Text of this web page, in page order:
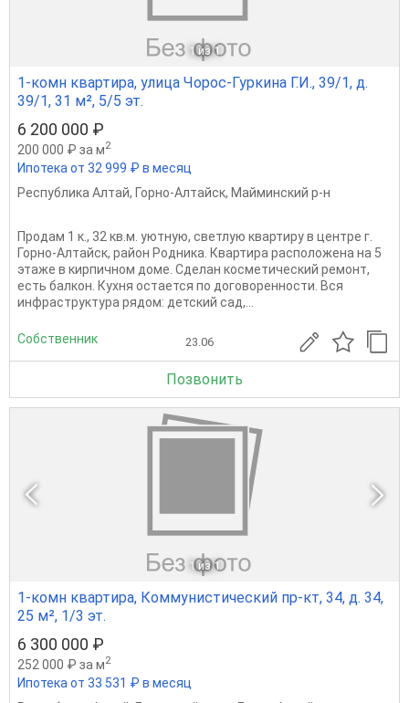
1 из 1
1-комн квартира, улица Чорос-Гуркина Г.И., 39/1, д.
39/1, 31 м², 5/5 эт.
6 200 000 ₽
200 000 ₽ за м2
Ипотека от 32 999 ₽ в месяц
Республика Алтай, Горно-Алтайск, Майминский р-н
Продам 1 к., 32 кв.м. уютную, светлую квартиру в центре г.
Горно-Алтайск, район Родника. Квартира расположена на 5
этаже в кирпичном доме. Сделан косметический ремонт,
есть балкон. Кухня остается по договоренности. Вся
инфраструктура рядом: детский сад,...
Собственник 23.06
Позвонить
1 из 1
1-комн квартира, Коммунистический пр-кт, 34, д. 34,
25 м², 1/3 эт.
6 300 000 ₽
252 000 ₽ за м2
Ипотека от 33 531 ₽ в месяц